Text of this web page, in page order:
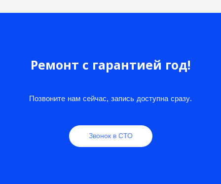
Ремонт с гарантией год!
Позвоните нам сейчас, запись доступна сразу.
Звонок в СТО